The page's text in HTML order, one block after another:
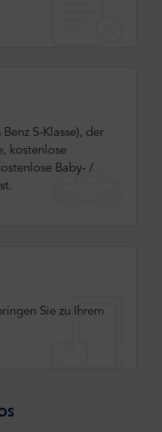
S-Klasse), der
kostenlose
Baby- /
Sie zu Ihrem